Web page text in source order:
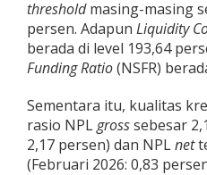
thresholdmasing-masing
persen. Adapun Liquidity
berada di level 193,64
Funding Ratio(NSFR)
Sementara itu, kualitas
rasio NPLgrosssebesar
2,17 persen) dan NPLnet
(Februari 2026: 0,83